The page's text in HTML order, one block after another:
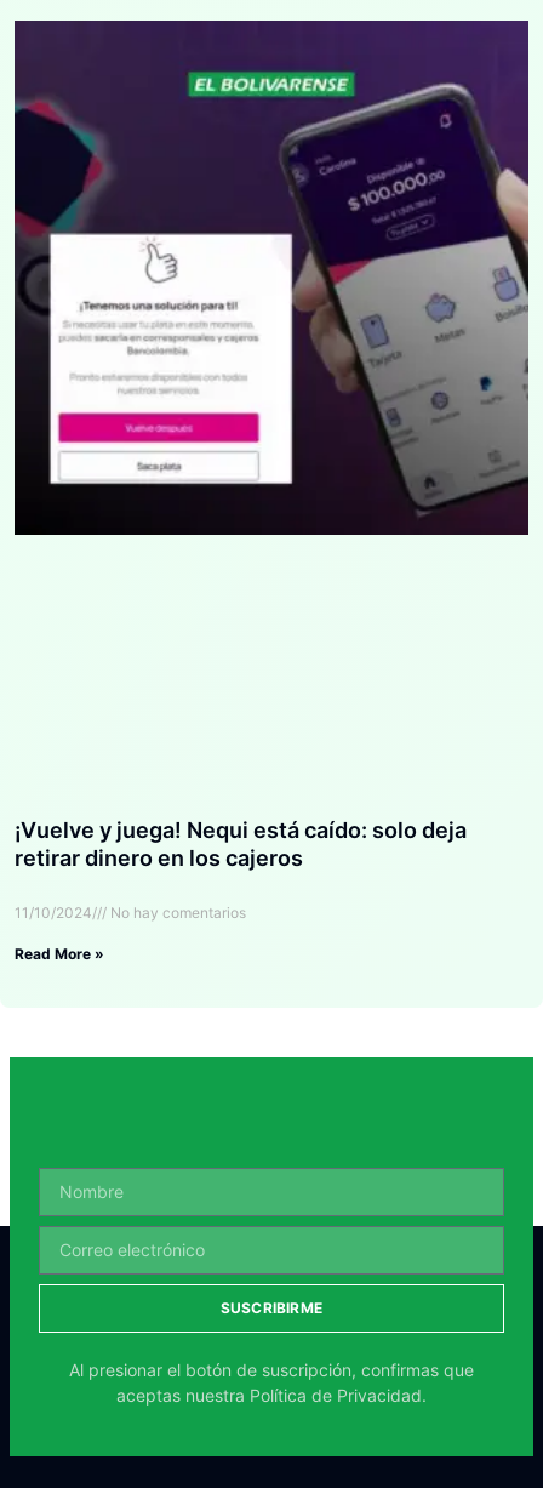
¡Vuelve y juega! Nequi está caído: solo deja
retirar dinero en los cajeros
11/10/2024 No hay comentarios
Read More »
SUSCRIBIRME
Al presionar el botón de suscripción, confirmas que
aceptas nuestra Política de Privacidad.